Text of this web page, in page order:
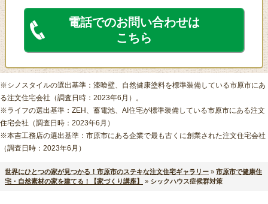
電話でのお問い合わせは
こちら
※シノスタイルの選出基準：漆喰壁、自然健康塗料を標準装備している市原市にあ
る注文住宅会社（調査日時：2023年6月）。
※ライフの選出基準：ZEH、蓄電池、AI住宅が標準装備している市原市にある注文
住宅会社（調査日時：2023年6月）
※本吉工務店の選出基準：市原市にある企業で最も古くに創業された注文住宅会社
（調査日時：2023年6月）
世界にひとつの家が見つかる！市原市のステキな注文住宅ギャラリー » 市原市で健康住
宅・自然素材の家を建てる！【家づくり講座】
» シックハウス症候群対策